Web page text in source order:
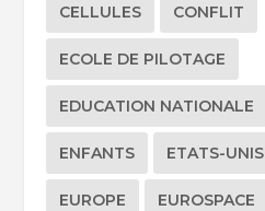
CELLULES CONFLIT
ECOLE DE PILOTAGE
EDUCATION NATIONALE
ENFANTS ETATS-UNIS
EUROPE EUROSPACE